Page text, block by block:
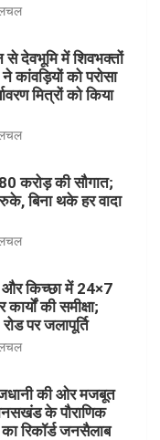
से देवभूमि में शिवभक्तों
कांवड़ियों को परोसा
मित्रों को किया
करोड़ की सौगात;
बिना थके हर वादा
और किच्छा में 24×7
की समीक्षा;
पर जलापूर्ति
की ओर मजबूत
के पौराणिक
रिकॉर्ड जनसैलाब